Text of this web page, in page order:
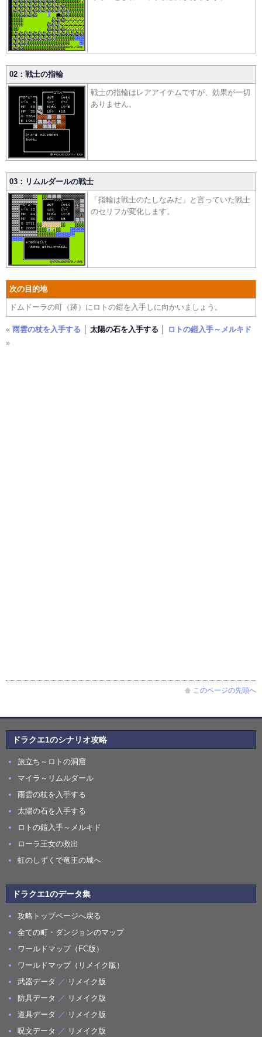
02：戦士の指輪
戦士の指輪はレアアイテムですが、効果が一切
ありません。
03：リムルダールの戦士
「指輪は戦士のたしなみだ」と言っていた戦士
のセリフが変化します。
次の目的地
ドムドーラの町（跡）にロトの鎧を入手しに向かいましょう。
« 雨雲の杖を入手する │ 太陽の石を入手する │
ロトの鎧入手～メルキド
»
このページの先頭へ
ドラクエ1のシナリオ攻略
旅立ち～ロトの洞窟
マイラ～リムルダール
雨雲の杖を入手する
太陽の石を入手する
ロトの鎧入手～メルキド
ローラ王女の救出
虹のしずくで竜王の城へ
ドラクエ1のデータ集
攻略トップページへ戻る
全ての町・ダンジョンのマップ
ワールドマップ（FC版）
ワールドマップ（リメイク版）
武器データ ／ リメイク版
防具データ ／ リメイク版
道具データ ／ リメイク版
呪文データ ／ リメイク版